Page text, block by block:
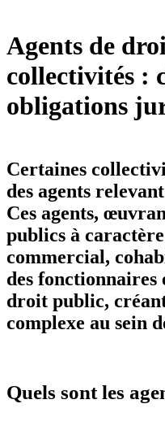
Agents de
collectivités :
obligations
Certaines
des agents
Ces agents,
publics à
commercial,
des fonctionnaires
droit public,
complexe au sein
Quels sont les